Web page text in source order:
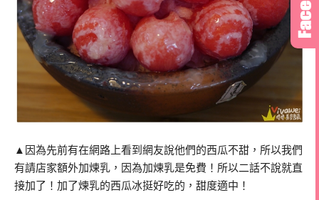
▲因為先前有在網路上看到網友說他們的西瓜不甜，所以我們
有請店家額外加煉乳，因為加煉乳是免費！所以二話不說就直
接加了！加了煉乳的西瓜冰挺好吃的，甜度適中！